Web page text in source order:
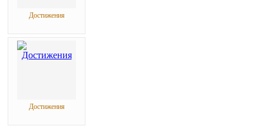
Достижения
Достижения